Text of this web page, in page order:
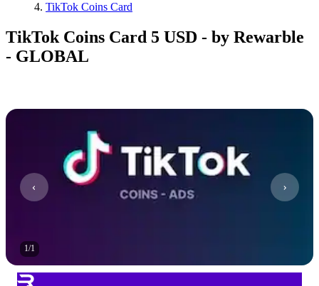
TikTok Coins Card
TikTok Coins Card 5 USD - by Rewarble
- GLOBAL
1/1